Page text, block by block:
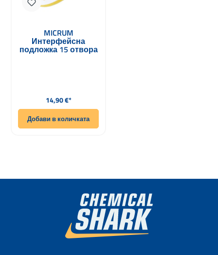
MICRUM
Интерфейсна
подложка 15 отвора
Редовна цена:
14,90 €*
Добави в количката